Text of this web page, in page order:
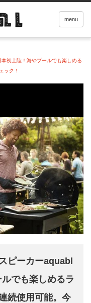
menu
初上陸！海やプールでも楽しめる
ック！
ピーカーaquabl
でも楽しめるラ
続使用可能。今